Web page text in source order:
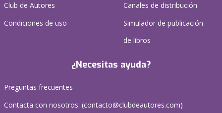
Club de Autores
Condiciones de uso
Canales de distribución
Simulador de publicación
de libros
¿Necesitas ayuda?
Preguntas frecuentes
Contacta con nosotros: (contacto@clubdeautores.com)